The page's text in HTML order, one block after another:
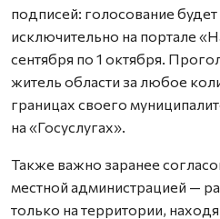
подписей: голосование
исключительно на портале
сентября по 1 октября.
житель области за любое
границах своего
на «Госуслугах».
Также важно заранее
местной администрацией —
только на территории,